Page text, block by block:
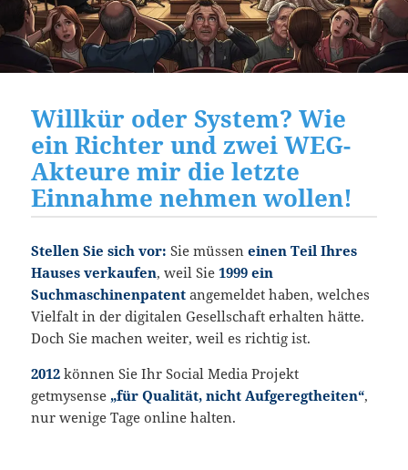
Willkür oder System? Wie
ein Richter und zwei WEG-
Akteure mir die letzte
Einnahme nehmen wollen!
Stellen Sie sich vor: Sie müsseneinen Teil Ihres
Hauses verkaufen, weil Sie1999 ein
Suchmaschinenpatent angemeldet haben, welches
Vielfalt in der digitalen Gesellschaft erhalten hätte.
Doch Sie machen weiter, weil es richtig ist.
2012 können Sie Ihr Social Media Projekt
getmysense „für Qualität, nicht Aufgeregtheiten“,
nur wenige Tage online halten.